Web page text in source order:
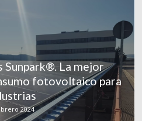
Sunpark®. La mejor
fotovoltaico para
2024